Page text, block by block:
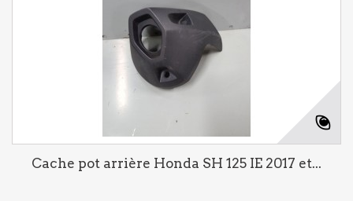
Cache pot arrière Honda SH 125 IE 2017 et...